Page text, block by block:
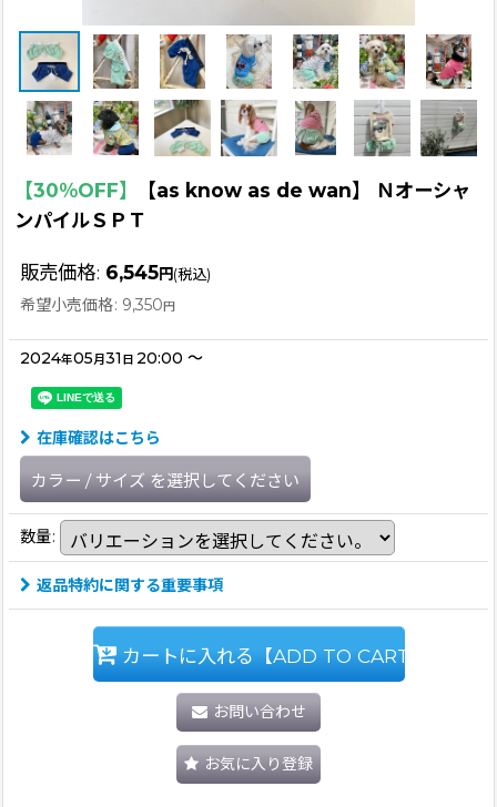
【30％OFF】
【as know as de wan】 Ｎオーシャ
ンパイルＳＰＴ
販売価格: 6,545円(税込)
希望小売価格: 9,350円
2024年05月 31日 20:00 ～
在庫確認はこちら
カラー / サイズ を選択してください
数量:
返品特約に関する重要事項
カートに入れる【ADD TO CART】
お問い合わせ
お気に入り登録